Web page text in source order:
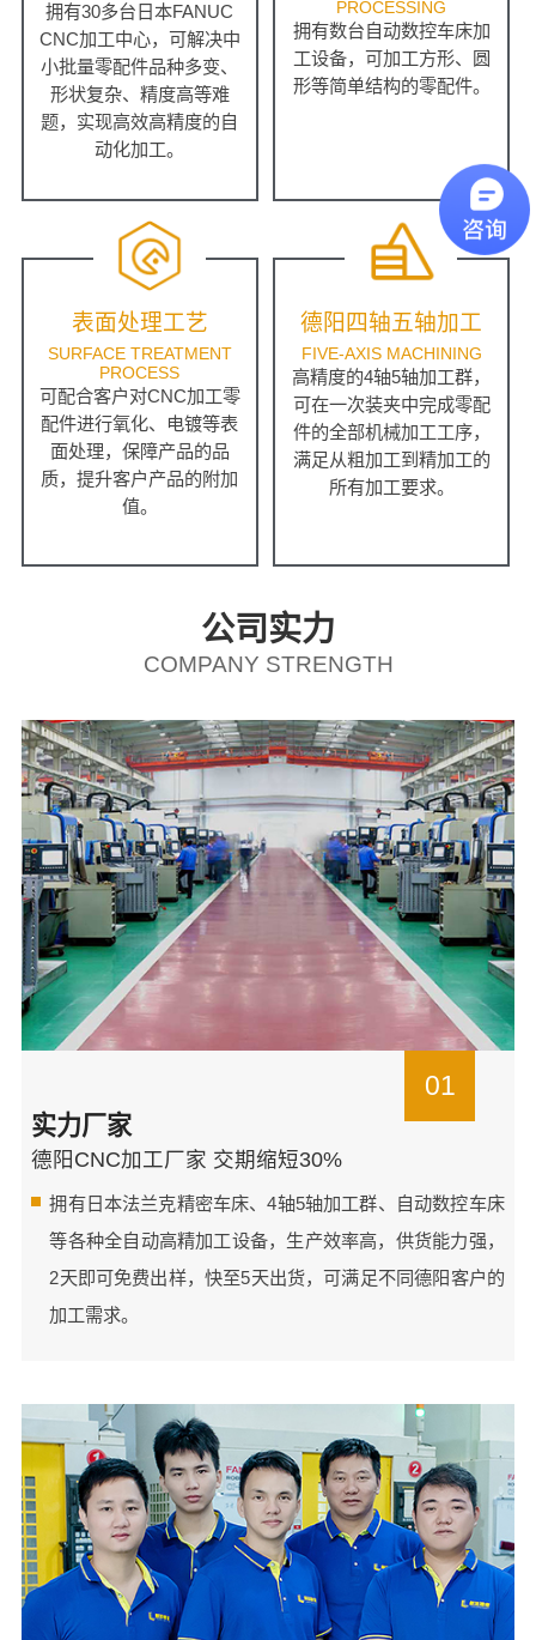
拥有30多台日本FANUC
CNC加工中心，可解决中
小批量零配件品种多变、
形状复杂、精度高等难
题，实现高效高精度的自
动化加工。
PROCESSING
拥有数台自动数控车床加
工设备，可加工方形、圆
形等简单结构的零配件。
表面处理工艺
SURFACE TREATMENT
PROCESS
可配合客户对CNC加工零
配件进行氧化、电镀等表
面处理，保障产品的品
质，提升客户产品的附加
值。
德阳四轴五轴加工
FIVE-AXIS MACHINING
高精度的4轴5轴加工群，
可在一次装夹中完成零配
件的全部机械加工工序，
满足从粗加工到精加工的
所有加工要求。
公司实力
COMPANY STRENGTH
01
实力厂家
德阳CNC加工厂家 交期缩短30%
拥有日本法兰克精密车床、4轴5轴加工群、自动数控车床
等各种全自动高精加工设备，生产效率高，供货能力强，
2天即可免费出样，快至5天出货，可满足不同德阳客户的
加工需求。